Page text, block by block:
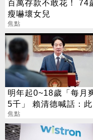
百萬存款不敢花！ 74
瘦嚇壞女兒
焦點
明年起0~18歲「每月
5千」 賴清德喊話：此
不生待何時
焦點